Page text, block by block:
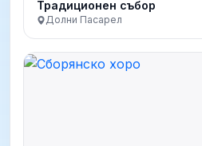
Традиционен събор
Долни Пасарел